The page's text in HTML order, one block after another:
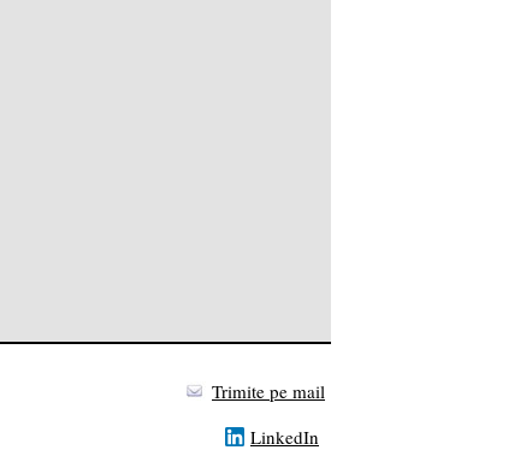
Trimite pe mail
LinkedIn